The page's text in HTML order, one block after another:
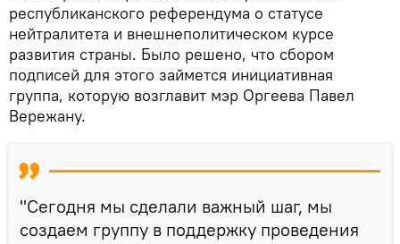
республиканского референдума о статусе
нейтралитета и внешнеполитическом курсе
развития страны. Было решено, что сбором
подписей для этого займется инициативная
группа, которую возглавит мэр Оргеева Павел
Вережану.
"Сегодня мы сделали важный шаг, мы
создаем группу в поддержку проведения